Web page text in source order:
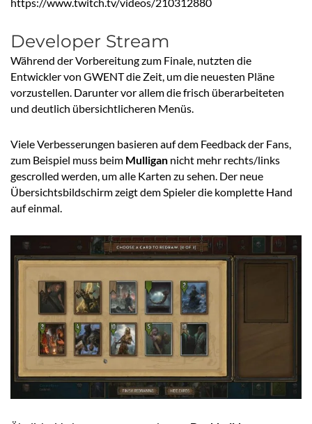
Developer Stream
Während der Vorbereitung zum Finale, nutzten die
Entwickler von GWENT die Zeit, um die neuesten Pläne
vorzustellen. Darunter vor allem die frisch überarbeiteten
und deutlich übersichtlicheren Menüs.
Viele Verbesserungen basieren auf dem Feedback der Fans,
zum Beispiel muss beim Mulligan nicht mehr rechts/links
gescrolled werden, um alle Karten zu sehen. Der neue
Übersichtsbildschirm zeigt dem Spieler die komplette Hand
auf einmal.